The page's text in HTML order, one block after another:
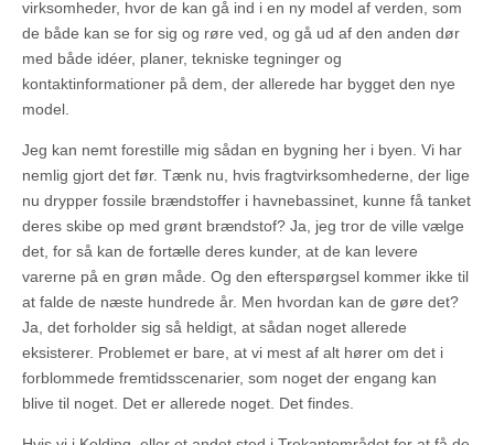
virksomheder, hvor de kan gå ind i en ny model af verden, som
de både kan se for sig og røre ved, og gå ud af den anden dør
med både idéer, planer, tekniske tegninger og
kontaktinformationer på dem, der allerede har bygget den nye
model.
Jeg kan nemt forestille mig sådan en bygning her i byen. Vi har
nemlig gjort det før. Tænk nu, hvis fragtvirksomhederne, der lige
nu drypper fossile brændstoffer i havnebassinet, kunne få tanket
deres skibe op med grønt brændstof? Ja, jeg tror de ville vælge
det, for så kan de fortælle deres kunder, at de kan levere
varerne på en grøn måde. Og den efterspørgsel kommer ikke til
at falde de næste hundrede år. Men hvordan kan de gøre det?
Ja, det forholder sig så heldigt, at sådan noget allerede
eksisterer. Problemet er bare, at vi mest af alt hører om det i
forblommede fremtidsscenarier, som noget der engang kan
blive til noget. Det er allerede noget. Det findes.